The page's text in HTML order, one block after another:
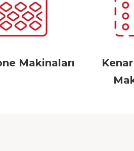
Makinaları